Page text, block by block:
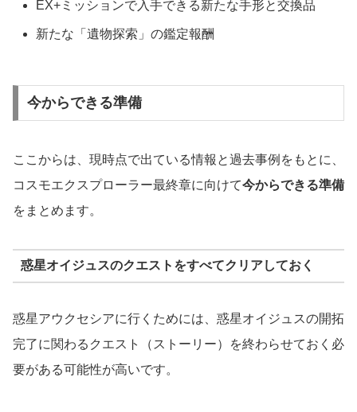
EX+ミッションで入手できる新たな手形と交換品
新たな「遺物探索」の鑑定報酬
今からできる準備
ここからは、現時点で出ている情報と過去事例をもとに、
コスモエクスプローラー最終章に向けて今からできる準備
をまとめます。
惑星オイジュスのクエストをすべてクリアしておく
惑星アウクセシアに行くためには、惑星オイジュスの開拓
完了に関わるクエスト（ストーリー）を終わらせておく必
要がある可能性が高いです。